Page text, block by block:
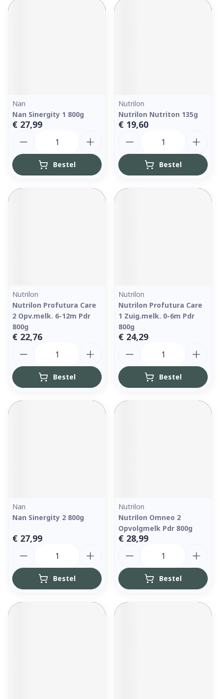
Nan
Nan Sinergity 1 800g
€ 27,99
Bestel
Nutrilon
Nutrilon Nutriton 135g
€ 19,60
Bestel
Nutrilon
Nutrilon Profutura Care
2 Opv.melk. 6-12m Pdr
800g
€ 22,76
Bestel
Nutrilon
Nutrilon Profutura Care
1 Zuig.melk. 0-6m Pdr
800g
€ 24,29
Bestel
Nan
Nan Sinergity 2 800g
€ 27,99
Bestel
Nutrilon
Nutrilon Omneo 2
Opvolgmelk Pdr 800g
€ 28,99
Bestel